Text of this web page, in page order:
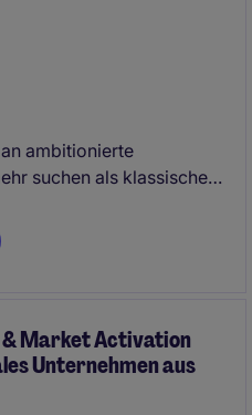
ambitionierte
suchen als klassischen
Geschäftssinn
und ihre Karriere in
Market Activation
Unternehmen aus